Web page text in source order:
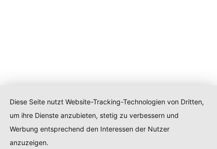
Diese Seite nutzt Website-Tracking-Technologien von Dritten,
um ihre Dienste anzubieten, stetig zu verbessern und
Werbung entsprechend den Interessen der Nutzer
anzuzeigen.